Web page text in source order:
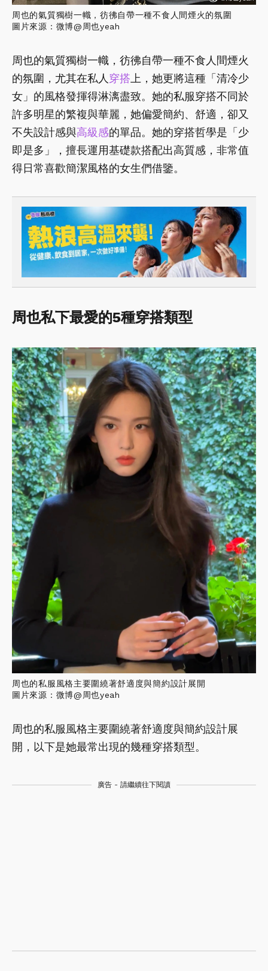
周也的氣質獨樹一幟，彷彿自帶一種不食人間煙火的氛圍
圖片來源：微博@周也yeah
周也的氣質獨樹一幟，彷彿自帶一種不食人間煙火
的氛圍，尤其在私人 穿搭 上，她更將這種「清冷少
女」的風格發揮得淋漓盡致。她的私服穿搭不同於
許多明星的繁複與華麗，她偏愛簡約、舒適，卻又
不失設計感與高級感的單品。她的穿搭哲學是「少
即是多」，擅長運用基礎款搭配出高質感，非常值
得日常喜歡簡潔風格的女生們借鑒。
周也私下最愛的5種穿搭類型
周也的私服風格主要圍繞著舒適度與簡約設計展開
圖片來源：微博@周也yeah
周也的私服風格主要圍繞著舒適度與簡約設計展
開，以下是她最常出現的幾種穿搭類型。
廣告 - 請繼續往下閱讀